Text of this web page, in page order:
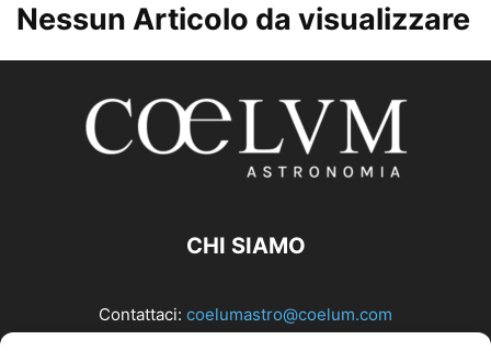
Nessun Articolo da visualizzare
CHI SIAMO
Contattaci: coelumastro@coelum.com